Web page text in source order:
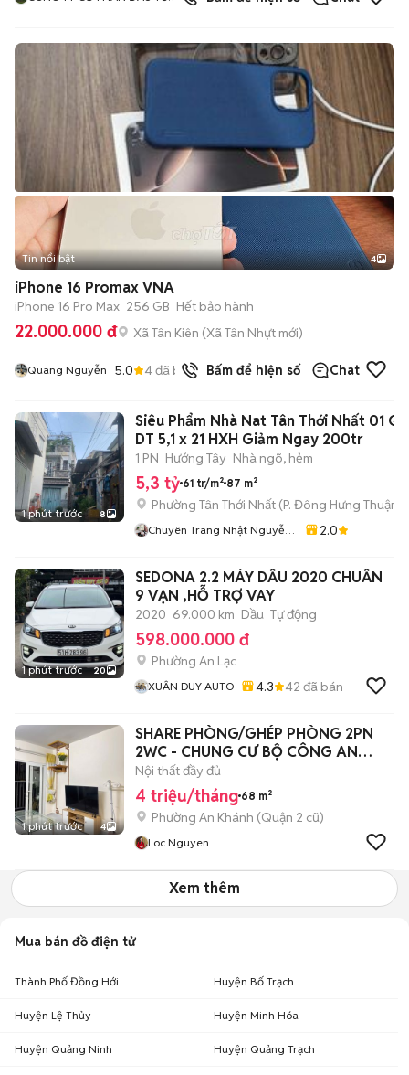
Tin nổi bật 4
iPhone 16 Promax VNA
iPhone 16 Pro Max 256 GB Hết bảo hành
22.000.000 đ Xã Tân Kiên (Xã Tân Nhựt mới)
Quang Nguyễn 5.0 4đã bán Bấm để hiện số Chat
1 phút trước 8
Siêu Phẩm Nhà Nat Tân Thới Nhất 01
DT 5,1 x 21 HXH Giảm Ngay 200tr
1 PN Hướng Tây Nhà ngõ, hẻm
5,3 tỷ 61 tr/m² 87 m²
Phường Tân Thới Nhất (P. Đông Hưng Thuận
Chuyên Trang Nhật Nguyễn
2.0
1 phút trước 20
SEDONA 2.2 MÁY DẦU 2020 CHUẨN
9 VẠN ,HỖ TRỢ VAY
2020 69.000 km Dầu Tự động
598.000.000 đ
Phường An Lạc
XUÂN DUY AUTO 4.3 42 đã bán
1 phút trước 4
SHARE PHÒNG/GHÉP PHÒNG 2PN
2WC - CHUNG CƯ BỘ CÔNG AN
QUẬN 2
Nội thất đầy đủ
4 triệu/tháng 68 m²
Phường An Khánh (Quận 2 cũ)
Loc Nguyen
Xem thêm
Mua bán đồ điện tử
Thành Phố Đồng Hới Huyện Bố Trạch
Huyện Lệ Thủy Huyện Minh Hóa
Huyện Quảng Ninh Huyện Quảng Trạch